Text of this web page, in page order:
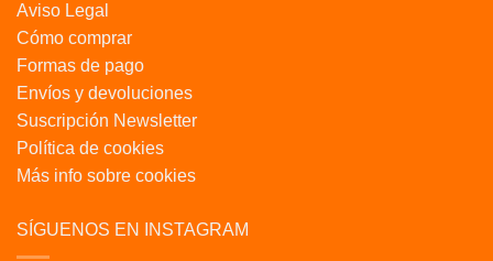
Aviso Legal
Cómo comprar
Formas de pago
Envíos y devoluciones
Suscripción Newsletter
Política de cookies
Más info sobre cookies
SÍGUENOS EN INSTAGRAM